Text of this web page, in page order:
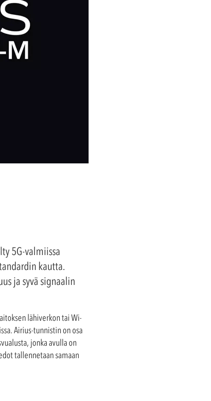
5G-valmiissa
kautta.
ja syvä signaalin
lähiverkon tai Wi-
Airius-tunnistin on osa
jonka avulla on
tallennetaan samaan